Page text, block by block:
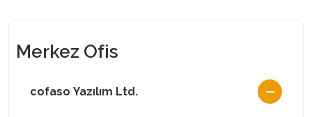
Merkez Ofis
cofaso Yazılım Ltd.